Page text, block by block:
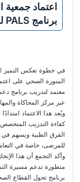
اعتماد
برنامج PALS للأطفال
في خطوة تعكس التميز
المنورة الصحي على
عبر مركز المحاكاة
ويُعد هذا الاعتماد
كفاءة التدريب
الفرق الطبية ويسهم في
للمرضى، خاصة في
وأكد التجمع أن هذا
متطورة تدعم مسيرة